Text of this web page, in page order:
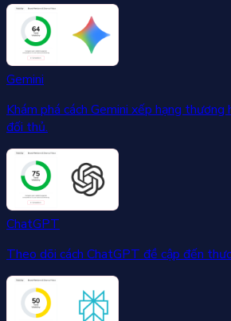
Gemini
Khám phá cách Gemini xếp hạng thương
đối thủ.
ChatGPT
Theo dõi cách ChatGPT đề cập đến